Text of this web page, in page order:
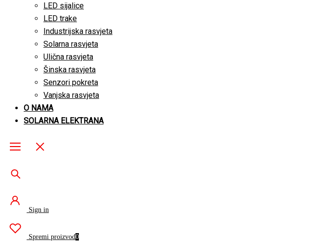
LED sijalice
LED trake
Industrijska rasvjeta
Solarna rasvjeta
Ulična rasvjeta
Šinska rasvjeta
Senzori pokreta
Vanjska rasvjeta
O NAMA
SOLARNA ELEKTRANA
Sign in
Spremi proizvod0